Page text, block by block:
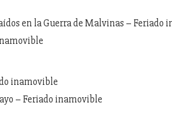
en la Guerra de Malvinas – Feriado
inamovible
– Feriado inamovible